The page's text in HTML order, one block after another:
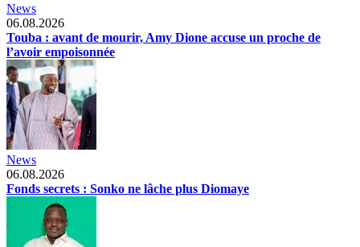
News
06.08.2026
Touba : avant de mourir, Amy Dione accuse un proche de
l’avoir empoisonnée
News
06.08.2026
Fonds secrets : Sonko ne lâche plus Diomaye